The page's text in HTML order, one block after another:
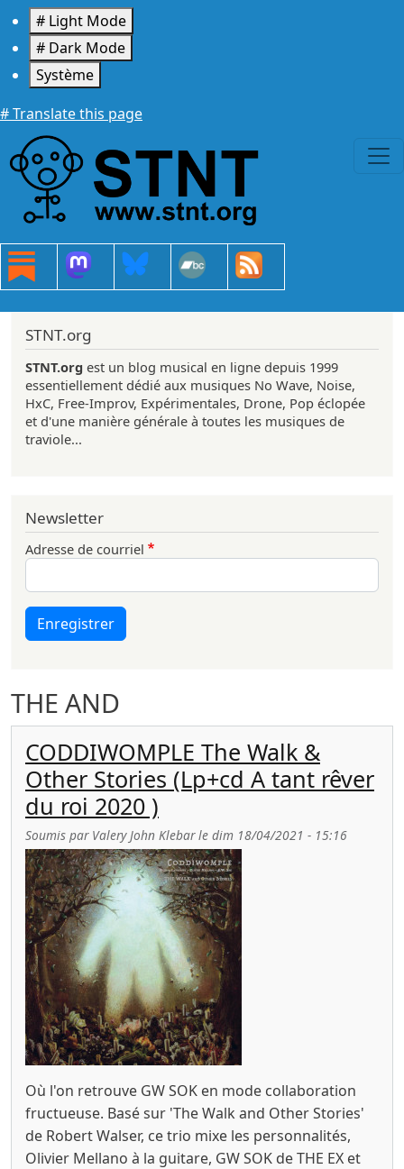
Aller au contenu principal
# Light Mode
# Dark Mode
Système
# Translate this page
THE AND
CODDIWOMPLE The Walk &
Other Stories (Lp+cd A tant rêver
du roi 2020 )
Soumis par Valery John Klebarle dim 18/04/2021 - 15:16
Où l'on retrouve GW SOK en mode collaboration
fructueuse. Basé sur 'The Walk and Other Stories'
de Robert Walser, ce trio mixe les personnalités,
Olivier Mellano à la guitare, GW SOK de THE EX et
STNT.org
STNT.org est un blog musical en ligne depuis 1999
essentiellement dédié aux musiques No Wave, Noise,
HxC, Free-Improv, Expérimentales, Drone, Pop éclopée
et d'une manière générale à toutes les musiques de
traviole...
Newsletter
Adresse de courriel
Enregistrer